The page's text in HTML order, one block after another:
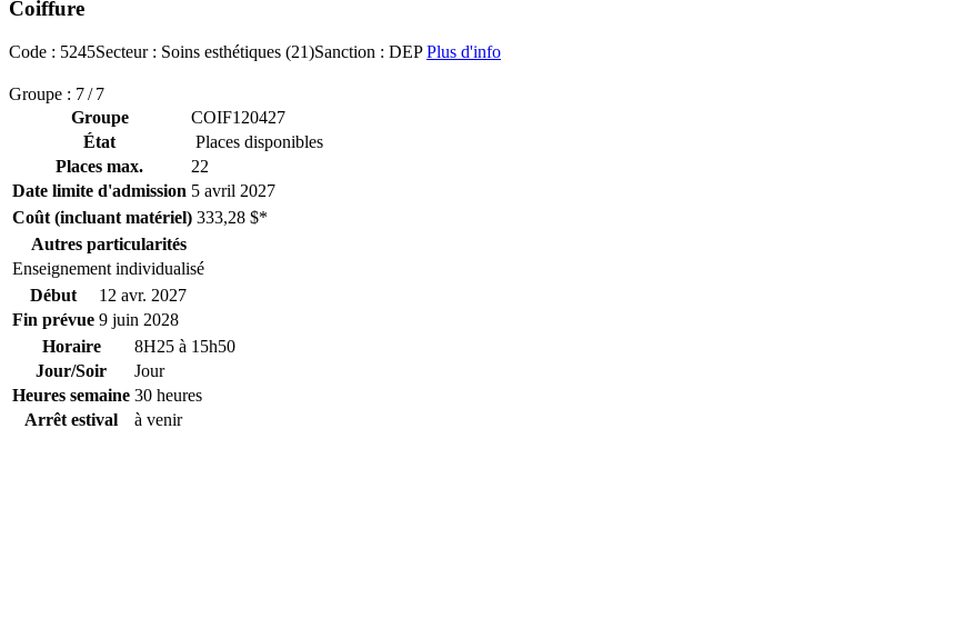
Coiffure
Code : 5245Secteur : Soins esthétiques (21)Sanction : DEPPlus d'info
Groupe : 7 / 7
Groupe
COIF120427
État
Places disponibles
Places max.
22
Date limite d'admission 5 avril 2027
Coût (incluant matériel) 333,28 $*
Autres particularités
Enseignement individualisé
Début
12 avr. 2027
Fin prévue 9 juin 2028
Horaire
8H25 à 15h50
Jour/Soir
Jour
Heures semaine 30 heures
Arrêt estival
à venir